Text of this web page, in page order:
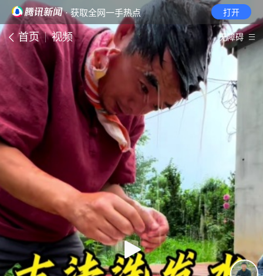
· 获取全网一手热点 打开
首页 视频 无障碍